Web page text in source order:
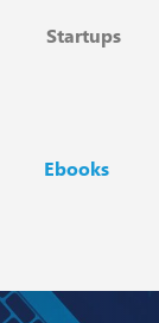
Startups
Ebooks